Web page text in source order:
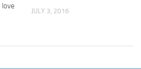
love
JULY 3, 2016